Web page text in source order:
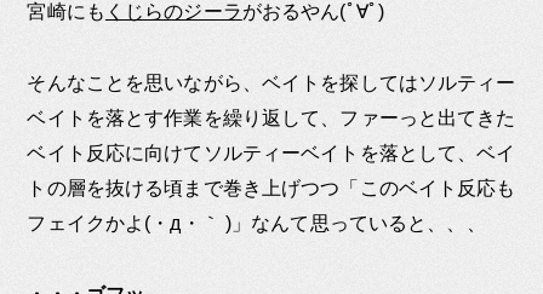
宮崎にも くじらのジーラがおるやん(ﾟ∀ﾟ)
そんなことを思いながら、ベイトを探してはソルティー
ベイトを落とす作業を繰り返して、ファーっと出てきた
ベイト反応に向けてソルティーベイトを落として、ベイ
トの層を抜ける頃まで巻き上げつつ「このベイト反応も
フェイクかよ(・д・｀ )」なんて思っていると、、、